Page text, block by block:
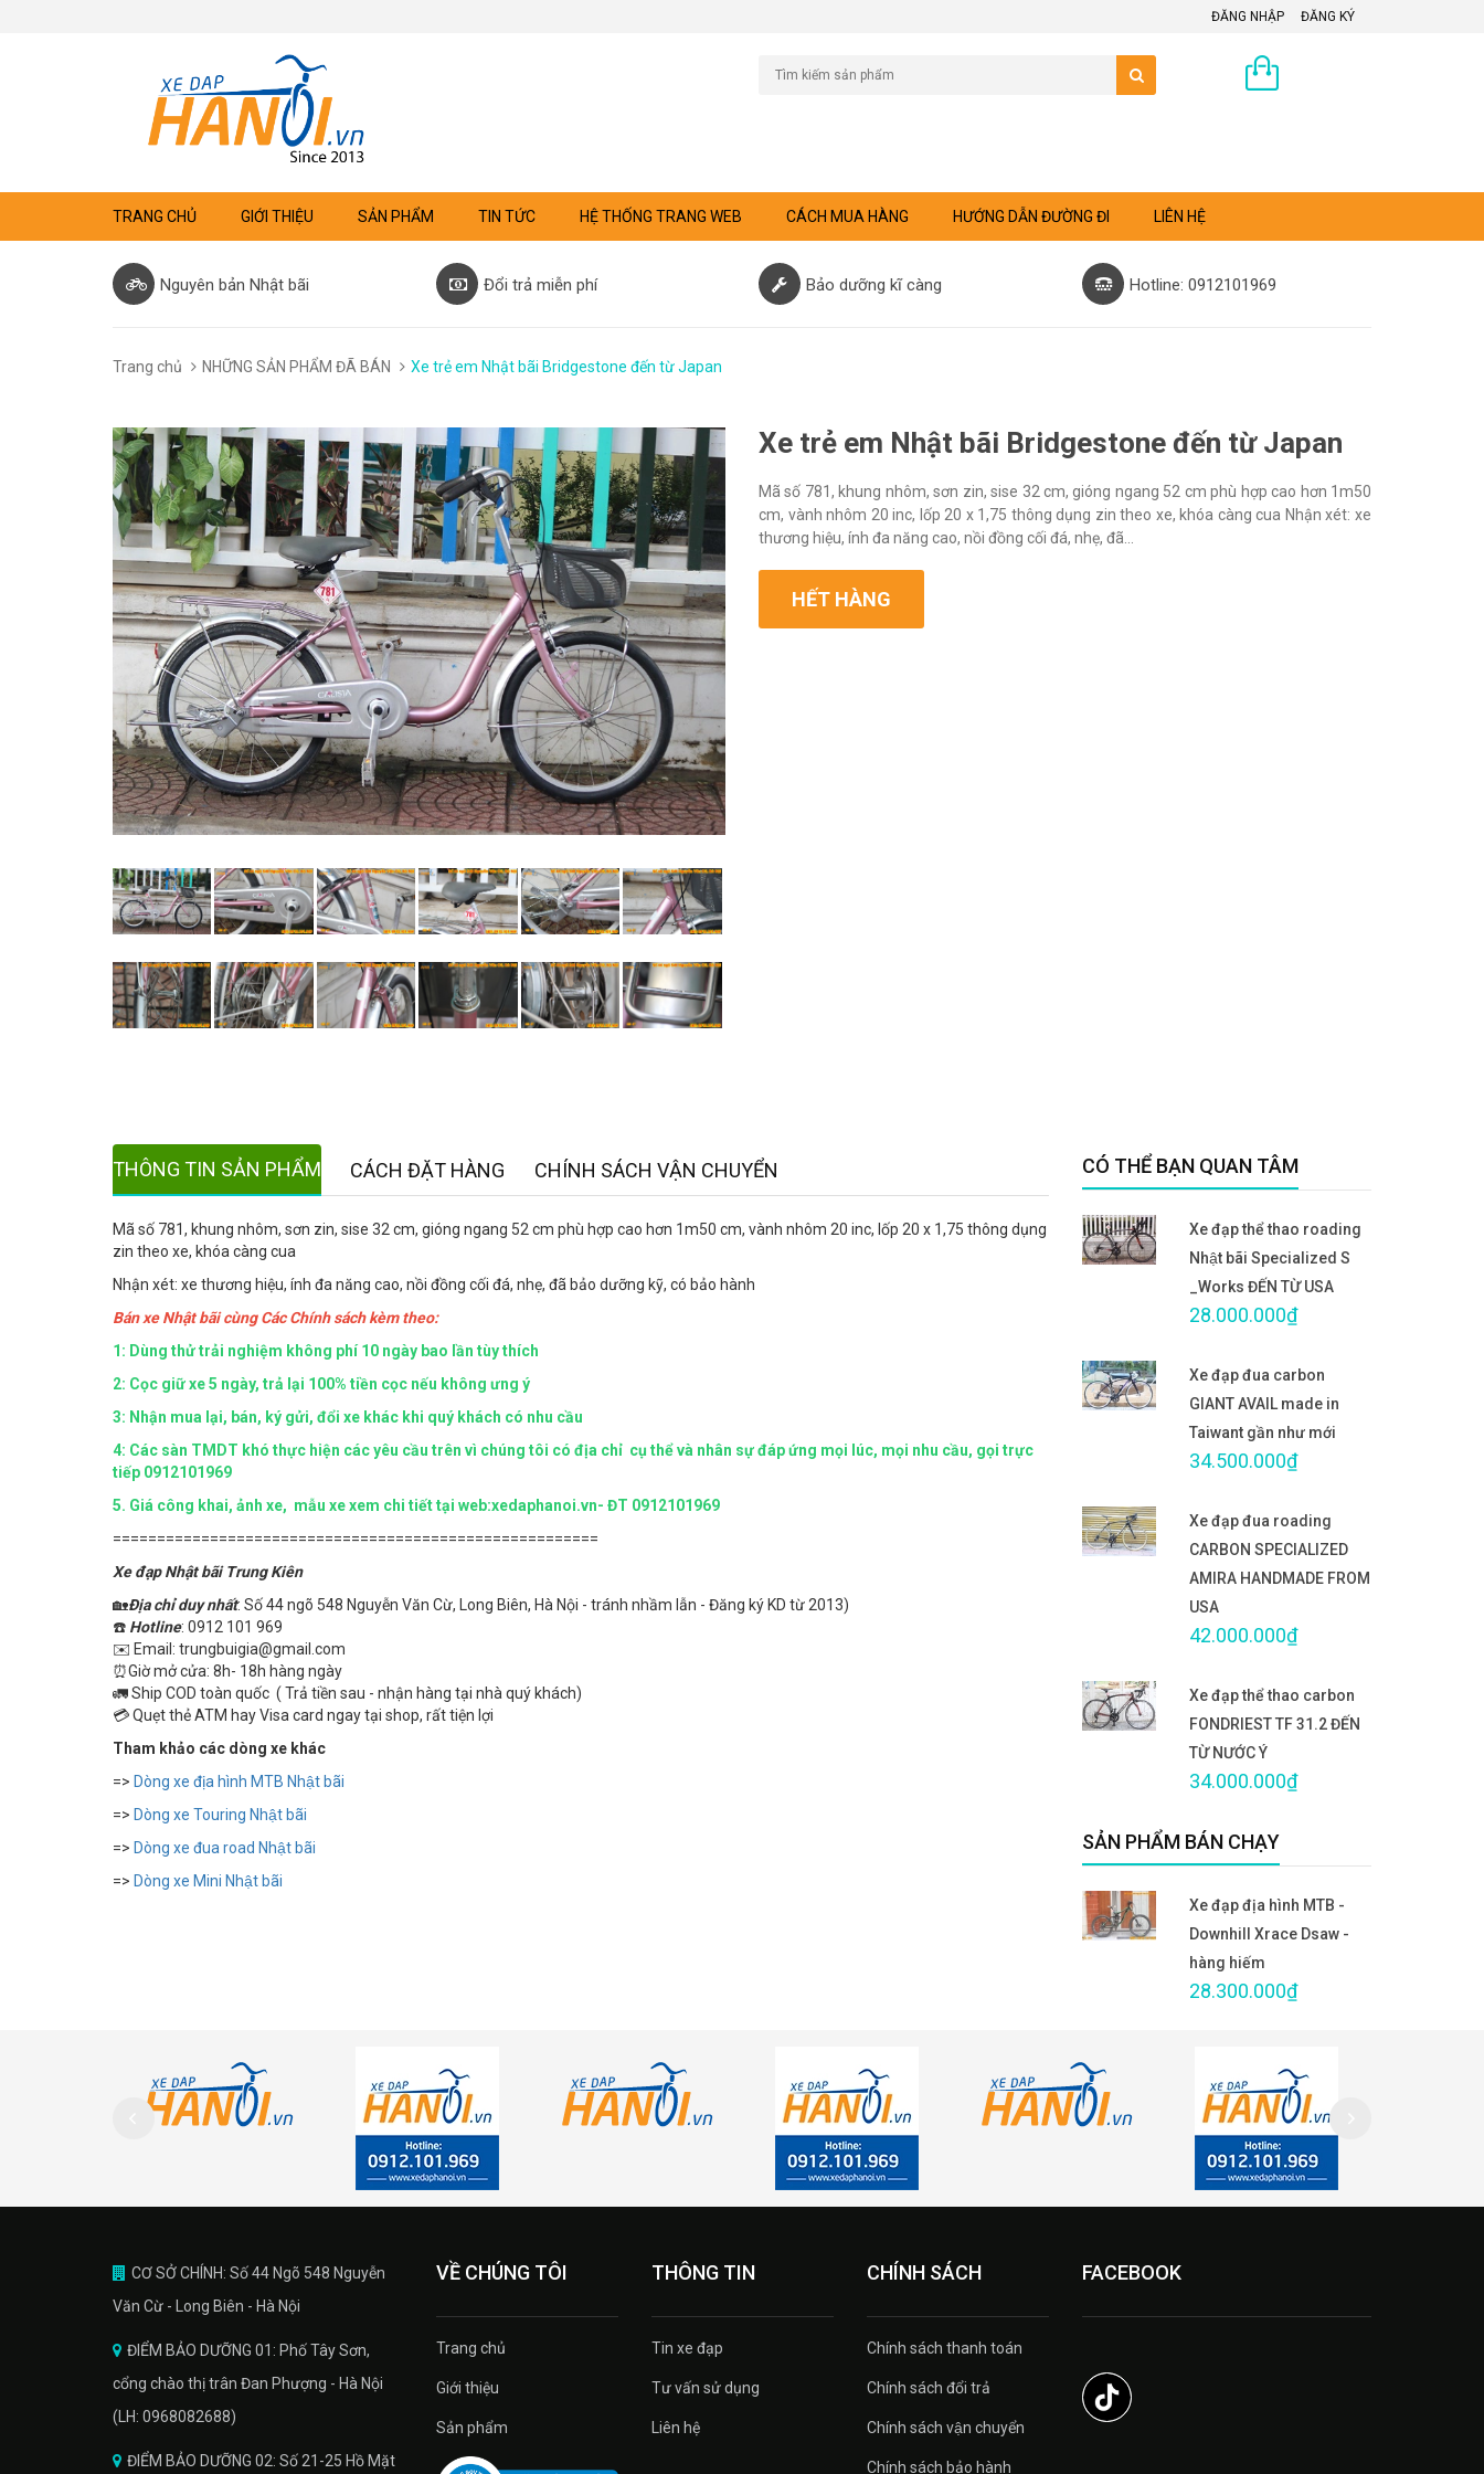
ĐĂNG NHẬP ĐĂNG KÝ
TRANG CHỦ GIỚI THIỆU SẢN PHẨM TIN TỨC HỆ THỐNG TRANG WEB CÁCH MUA HÀNG HƯỚNG DẪN ĐƯỜNG ĐI LIÊN HỆ
Nguyên bản Nhật bãi Đổi trả miễn phí Bảo dưỡng kĩ càng Hotline: 0912101969
Trang chủ NHỮNG SẢN PHẨM ĐÃ BÁN Xe trẻ em Nhật bãi Bridgestone đến từ Japan
Xe trẻ em Nhật bãi Bridgestone đến từ Japan
Mã số 781, khung nhôm, sơn zin, sise 32 cm, gióng ngang 52 cm phù hợp cao hơn 1m50
cm, vành nhôm 20 inc, lốp 20 x 1,75 thông dụng zin theo xe, khóa càng cua Nhận xét: xe
thương hiệu, ính đa năng cao, nồi đồng cối đá, nhẹ, đã...
HẾT HÀNG
THÔNG TIN SẢN PHẨM CÁCH ĐẶT HÀNG CHÍNH SÁCH VẬN CHUYỂN
Mã số 781, khung nhôm, sơn zin, sise 32 cm, gióng ngang 52 cm phù hợp cao hơn 1m50 cm, vành nhôm 20 inc, lốp 20 x 1,75 thông dụng
zin theo xe, khóa càng cua
Nhận xét: xe thương hiệu, ính đa năng cao, nồi đồng cối đá, nhẹ, đã bảo dưỡng kỹ, có bảo hành
Bán xe Nhật bãi cùng Các Chính sách kèm theo:
1: Dùng thử trải nghiệm không phí 10 ngày bao lần tùy thích
2: Cọc giữ xe 5 ngày, trả lại 100% tiền cọc nếu không ưng ý
3: Nhận mua lại, bán, ký gửi, đổi xe khác khi quý khách có nhu cầu
4: Các sàn TMDT khó thực hiện các yêu cầu trên vì chúng tôi có địa chỉ cụ thể và nhân sự đáp ứng mọi lúc, mọi nhu cầu, gọi trực
tiếp 0912101969
5. Giá công khai, ảnh xe, mẫu xe xem chi tiết tại web:xedaphanoi.vn- ĐT 0912101969
=======================================================
Xe đạp Nhật bãi Trung Kiên
🏡Địa chỉ duy nhất: Số 44 ngõ 548 Nguyễn Văn Cừ, Long Biên, Hà Nội - tránh nhầm lẫn - Đăng ký KD từ 2013)
☎️ Hotline: 0912 101 969
✉️ Email: trungbuigia@gmail.com
⏰Giờ mở cửa: 8h- 18h hàng ngày
🚛 Ship COD toàn quốc ( Trả tiền sau - nhận hàng tại nhà quý khách)
💳 Quẹt thẻ ATM hay Visa card ngay tại shop, rất tiện lợi
Tham khảo các dòng xe khác
=> Dòng xe địa hình MTB Nhật bãi
=> Dòng xe Touring Nhật bãi
=> Dòng xe đua road Nhật bãi
=> Dòng xe Mini Nhật bãi
CÓ THỂ BẠN QUAN TÂM
Xe đạp thể thao roading
Nhật bãi Specialized S
_Works ĐẾN TỪ USA
28.000.000₫
Xe đạp đua carbon
GIANT AVAIL made in
Taiwant gần như mới
34.500.000₫
Xe đạp đua roading
CARBON SPECIALIZED
AMIRA HANDMADE FROM
USA
42.000.000₫
Xe đạp thể thao carbon
FONDRIEST TF 31.2 ĐẾN
TỪ NƯỚC Ý
34.000.000₫
SẢN PHẨM BÁN CHẠY
Xe đạp địa hình MTB -
Downhill Xrace Dsaw -
hàng hiếm
28.300.000₫
CƠ SỞ CHÍNH: Số 44 Ngõ 548 Nguyễn
Văn Cừ - Long Biên - Hà Nội
ĐIỂM BẢO DƯỠNG 01: Phố Tây Sơn,
cổng chào thị trân Đan Phượng - Hà Nội
(LH: 0968082688)
ĐIỂM BẢO DƯỠNG 02: Số 21-25 Hồ Mặt
VỀ CHÚNG TÔI
Trang chủ
Giới thiệu
Sản phẩm
THÔNG TIN
Tin xe đạp
Tư vấn sử dụng
Liên hệ
CHÍNH SÁCH
Chính sách thanh toán
Chính sách đổi trả
Chính sách vận chuyển
Chính sách bảo hành
FACEBOOK